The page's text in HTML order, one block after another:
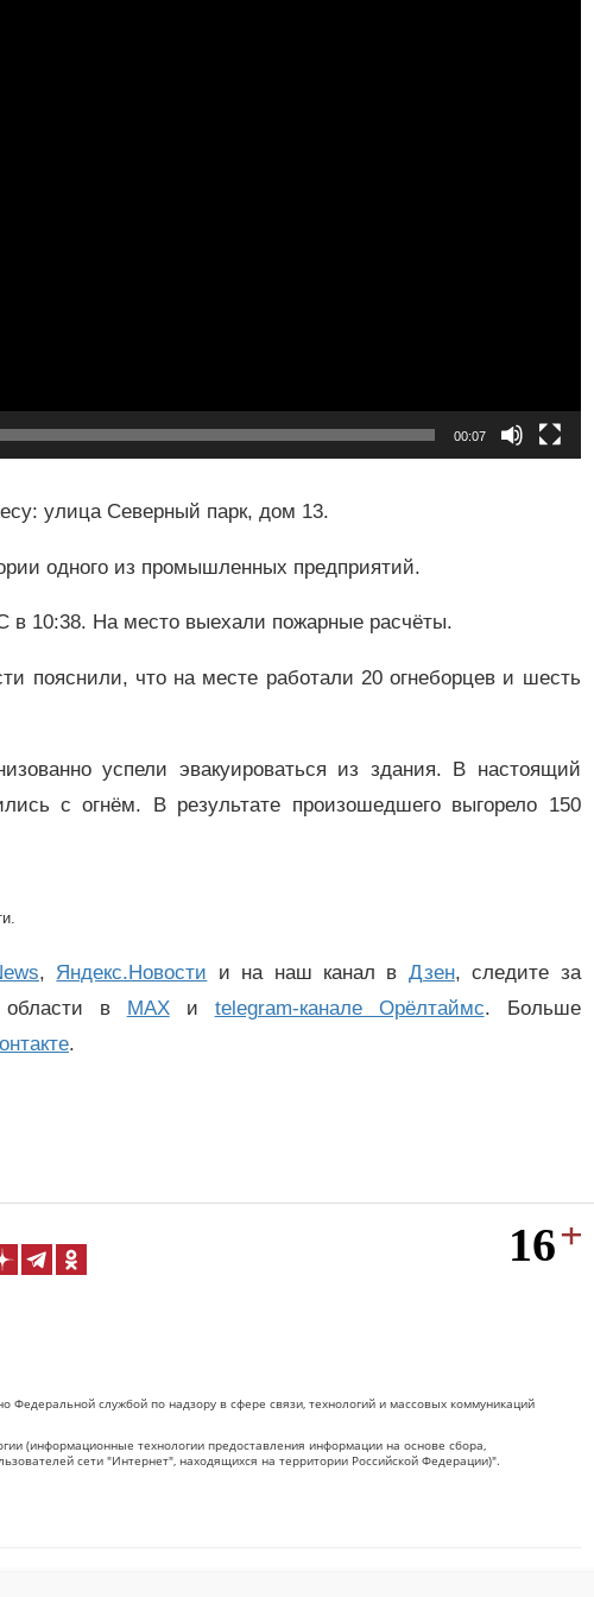
00:07
улица Северный парк, дом 13.
одного из промышленных предприятий.
10:38. На место выехали пожарные расчёты.
пояснили, что на месте работали 20 огнеборцев и шесть
успели эвакуироваться из здания. В настоящий
с огнём. В результате произошедшего выгорело 150
, Яндекс.Новости и на наш канал в Дзен, следите за
в
MAXи telegram-канале Орёлтаймс. Больше
.
службой по надзору в сфере связи, технологий и массовых коммуникаций
(информационные технологии предоставления информации на основе сбора,
сети "Интернет", находящихся на территории Российской Федерации)".